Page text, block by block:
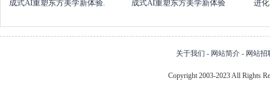
成式AI重塑东方美学新体验.
成式AI重塑东方美学新体验
进化
关于我们 - 网站简介 - 网站招
Copyright 2003-2023 All Rights